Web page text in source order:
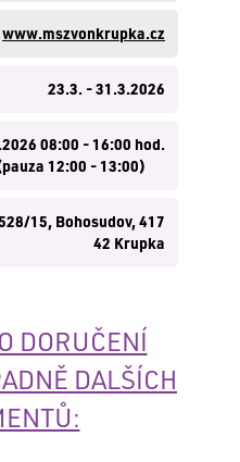
www.mszvonkrupka.cz
23.3. - 31.3.2026
08:00 - 16:00 hod.
12:00 - 13:00)
15, Bohosudov, 417
42 Krupka
DORUČENÍ
DALŠÍCH